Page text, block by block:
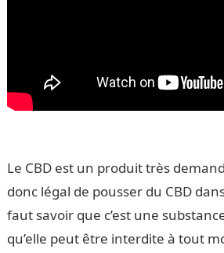
Le CBD est un produit très
donc légal de pousser du CBD
faut savoir que c’est une
qu’elle peut être interdite à tout